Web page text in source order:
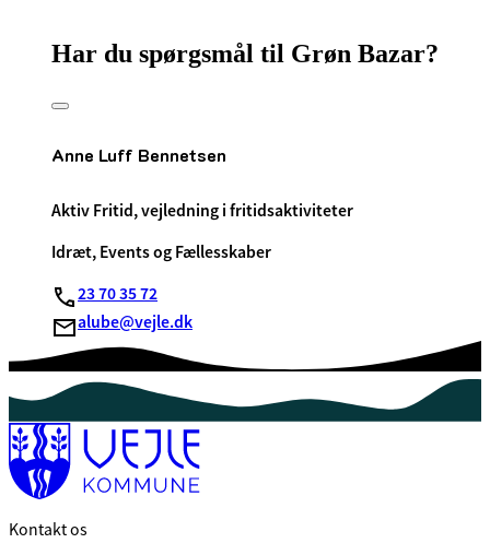
Har du spørgsmål til Grøn Bazar?
Anne Luff Bennetsen
Aktiv Fritid, vejledning i fritidsaktiviteter
Idræt, Events og Fællesskaber
23 70 35 72
alube@vejle.dk
Kontakt os